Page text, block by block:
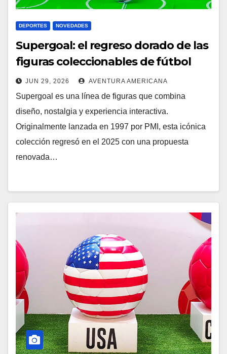
DEPORTES NOVEDADES
Supergoal: el regreso dorado de las
figuras coleccionables de fútbol
JUN 29, 2026 AVENTURA AMERICANA
Supergoal es una línea de figuras que combina
diseño, nostalgia y experiencia interactiva.
Originalmente lanzada en 1997 por PMI, esta icónica
colección regresó en el 2025 con una propuesta
renovada…